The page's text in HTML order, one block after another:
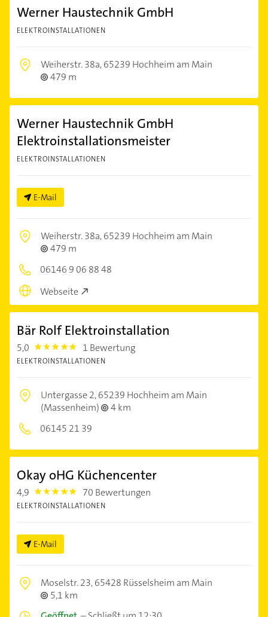
Werner Haustechnik GmbH
ELEKTROINSTALLATIONEN
Weiherstr. 38a,65239 Hochheim am Main
479 m
Werner Haustechnik GmbH
Elektroinstallationsmeister
ELEKTROINSTALLATIONEN
E-Mail
Weiherstr. 38a,65239 Hochheim am Main
479 m
06146 9 06 88 48
Webseite
Bär Rolf Elektroinstallation
5,0 5.0 1 Bewertung
ELEKTROINSTALLATIONEN
Untergasse 2,65239 Hochheim am Main
(Massenheim)
4 km
06145 21 39
Okay oHG Küchencenter
4,9 4.9 70 Bewertungen
ELEKTROINSTALLATIONEN
E-Mail
Moselstr. 23,65428 Rüsselsheim am Main
5,1 km